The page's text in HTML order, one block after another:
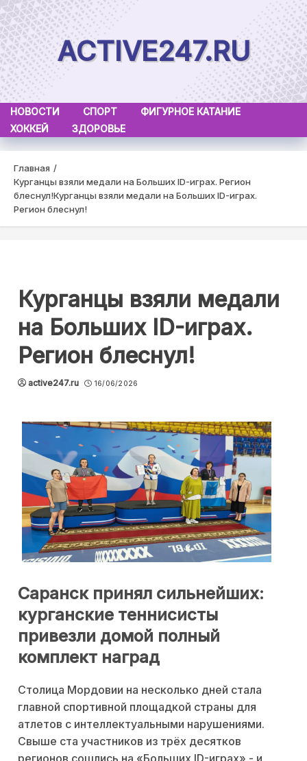
Skip
to
content
ACTIVE247.RU
НОВОСТИ СПОРТ
ФИГУРНОЕ КАТАНИЕ
ХОККЕЙ
ЗДОРОВЬЕ
Главная
Курганцы взяли медали на Больших ID-играх. Регион
блеснул!Курганцы взяли медали на Больших ID-играх.
Регион блеснул!
Курганцы взяли медали
на Больших ID-играх.
Регион блеснул!
active247.ru 16/06/2026
Саранск принял сильнейших:
курганские теннисисты
привезли домой полный
комплект наград
Столица Мордовии на несколько дней стала
главной спортивной площадкой страны для
атлетов с интеллектуальными нарушениями.
Свыше ста участников из трёх десятков
регионов сошлись на «Больших ID-играх» - и